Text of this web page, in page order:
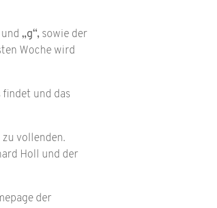
und „g“, sowie der
Woche wird
findet und das
vollenden.
Holl und der
der